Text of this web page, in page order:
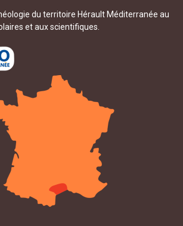
du territoire Hérault Méditerranée au
et aux scientifiques.